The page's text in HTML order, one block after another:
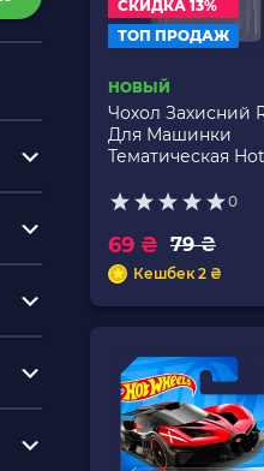
ТОП ПРОДАЖ
СКИДКА 13%
НОВЫЙ
Чохол Захисний
Для Машинки
Тематическая Hot
0
79 ₴
69 ₴
Кешбек 2 ₴